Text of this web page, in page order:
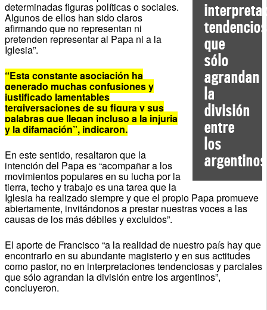
que
sólo
agrandan
la
división
entre
los
argentinos
determinadas figuras políticas o sociales.
Algunos de ellos han sido claros
afirmando que no representan ni
pretenden representar al Papa ni a la
Iglesia”.
“Esta constante asociación ha
generado muchas confusiones y
justificado lamentables
tergiversaciones de su figura y sus
palabras que llegan incluso a la injuria
y la difamación”, indicaron.
En este sentido, resaltaron que la
intención del Papa es “acompañar a los
movimientos populares en su lucha por la
tierra, techo y trabajo es una tarea que la
Iglesia ha realizado siempre y que el propio Papa promueve
abiertamente, invitándonos a prestar nuestras voces a las
causas de los más débiles y excluidos”.
El aporte de Francisco “a la realidad de nuestro país hay que
encontrarlo en su abundante magisterio y en sus actitudes
como pastor, no en interpretaciones tendenciosas y parciales
que sólo agrandan la división entre los argentinos”,
concluyeron.